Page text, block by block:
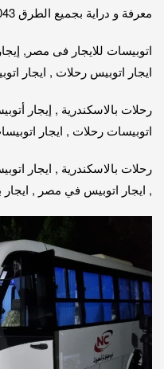
معرفة و دراية بجميع الطرق 01016549043
اتوبيسات للايجار فى مصر,
ايجار اتوبيس رحلات , ايجار
رحلات بالاسكندرية , إيجار
اتوبيسات رحلات , ايجار
رحلات بالاسكندرية , ايجار
, ايجار اتوبيس في مصر ,